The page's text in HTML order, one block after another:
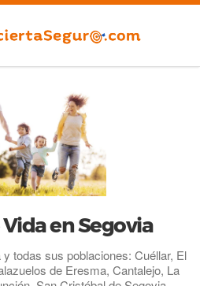
en Segovia
todas sus poblaciones: Cuéllar, El
de Eresma, Cantalejo, La